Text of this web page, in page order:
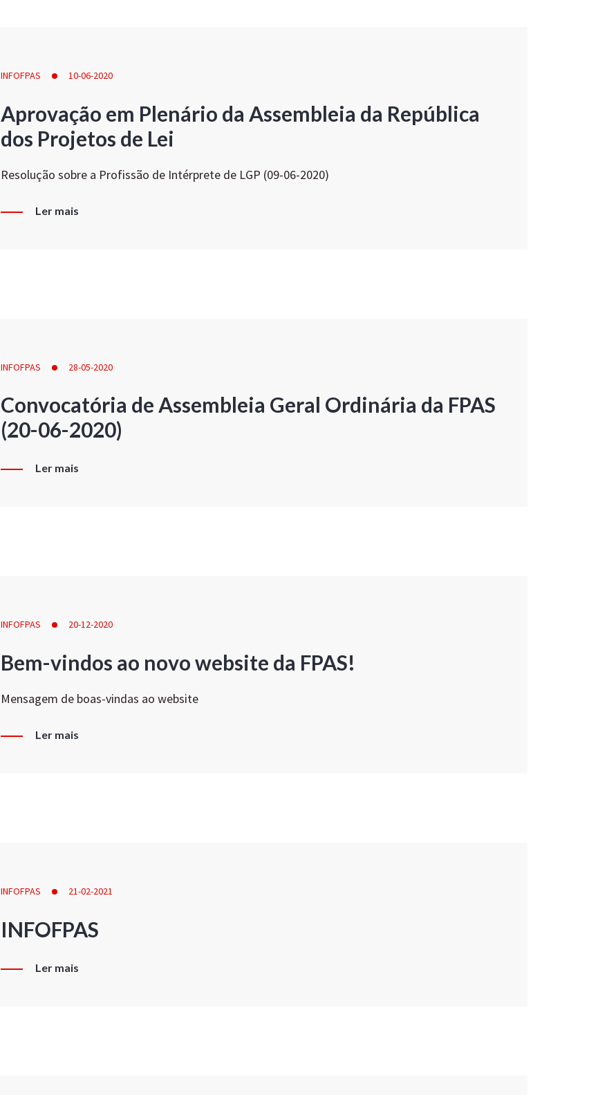
INFOFPAS 10-06-2020
Aprovação em Plenário da Assembleia da República
dos Projetos de Lei
Resolução sobre a Profissão de Intérprete de LGP (09-06-2020)
Ler mais
INFOFPAS 28-05-2020
Convocatória de Assembleia Geral Ordinária da FPAS
(20-06-2020)
Ler mais
INFOFPAS 20-12-2020
Bem-vindos ao novo website da FPAS!
Mensagem de boas-vindas ao website
Ler mais
INFOFPAS 21-02-2021
INFOFPAS
Ler mais